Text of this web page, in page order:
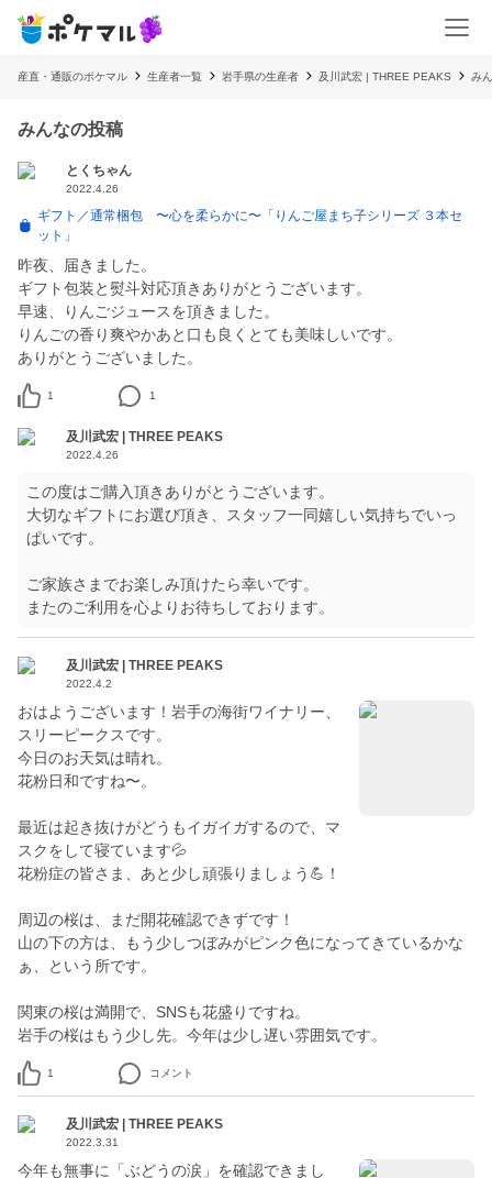
産直・通販のポケマル 生産者一覧 岩手県の生産者 及川武宏 | THREE PEAKS み
みんなの投稿
とくちゃん
2022.4.26
ギフト／通常梱包 〜心を柔らかに〜「りんご屋まち子シリーズ ３本セ
ット」
昨夜、届きました。
ギフト包装と熨斗対応頂きありがとうございます。
早速、りんごジュースを頂きました。
りんごの香り爽やかあと口も良くとても美味しいです。
ありがとうございました。
1 1
及川武宏 | THREE PEAKS
2022.4.26
この度はご購入頂きありがとうございます。
大切なギフトにお選び頂き、スタッフ一同嬉しい気持ちでいっ
ぱいです。
ご家族さまでお楽しみ頂けたら幸いです。
またのご利用を心よりお待ちしております。
及川武宏 | THREE PEAKS
2022.4.2
おはようございます！岩手の海街ワイナリー、
スリーピークスです。
今日のお天気は晴れ。
花粉日和ですね〜。
最近は起き抜けがどうもイガイガするので、マ
スクをして寝ています💦
花粉症の皆さま、あと少し頑張りましょう💪！
周辺の桜は、まだ開花確認できずです！
山の下の方は、もう少しつぼみがピンク色になってきているかな
ぁ、という所です。
関東の桜は満開で、SNSも花盛りですね。
岩手の桜はもう少し先。今年は少し遅い雰囲気です。
1 コメント
及川武宏 | THREE PEAKS
2022.3.31
今年も無事に「ぶどうの涙」を確認できまし